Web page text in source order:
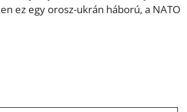
ez egy orosz-ukrán háború, a NATO